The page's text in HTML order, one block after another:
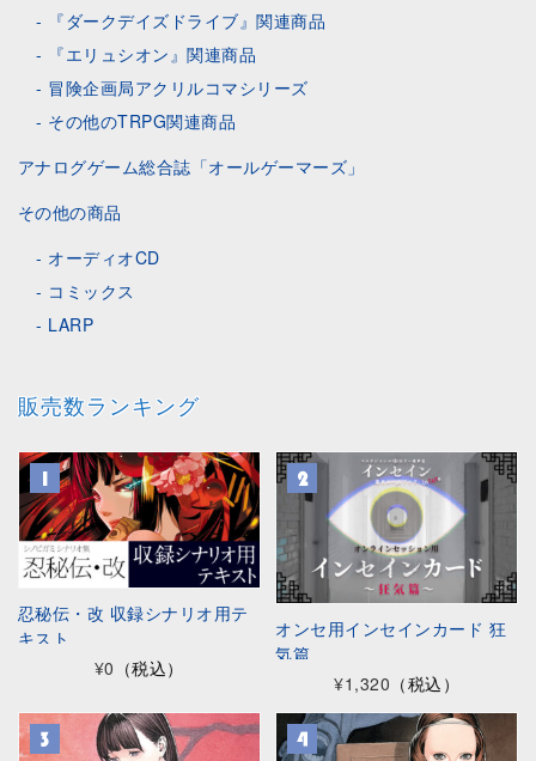
『ダークデイズドライブ』関連商品
『エリュシオン』関連商品
冒険企画局アクリルコマシリーズ
その他のTRPG関連商品
アナログゲーム総合誌「オールゲーマーズ」
その他の商品
オーディオCD
コミックス
LARP
販売数ランキング
忍秘伝・改 収録シナリオ用テ
キスト
¥0 （税込）
オンセ用インセインカード 狂
気篇
¥1,320 （税込）